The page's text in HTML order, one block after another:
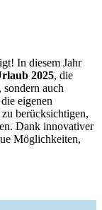
In diesem Jahr
2025, die
auch
eigenen
zu berücksichtigen,
Dank innovativer
Möglichkeiten,